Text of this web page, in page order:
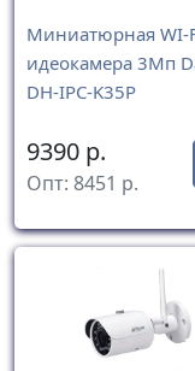
Миниатюрная WI-
идеокамера 3Мп
DH-IPC-K35P
9390 р.
Опт: 8451 р.